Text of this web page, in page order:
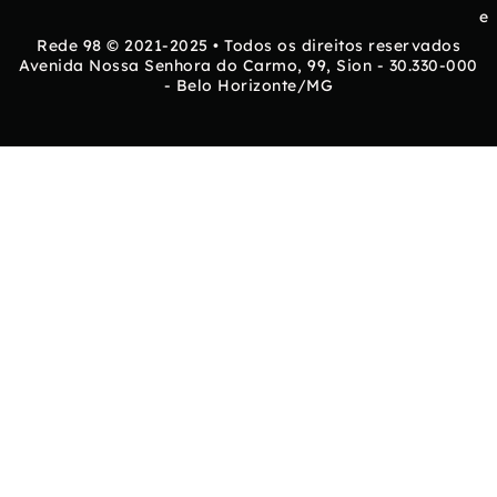
e
Rede 98 © 2021-2025 • Todos os direitos reservados
Avenida Nossa Senhora do Carmo, 99, Sion - 30.330-000
- Belo Horizonte/MG